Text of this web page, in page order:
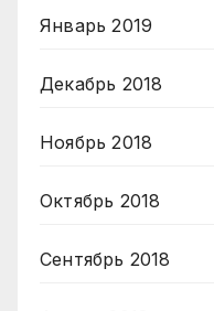
Январь 2019
Декабрь 2018
Ноябрь 2018
Октябрь 2018
Сентябрь 2018